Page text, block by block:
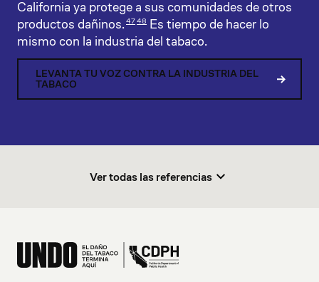
California ya protege a sus comunidades de otros
productos dañinos.4748 Es tiempo de hacer lo
mismo con la industria del tabaco.
LEVANTA TU VOZ CONTRA LA INDUSTRIA DEL
TABACO
Ver todas las referencias